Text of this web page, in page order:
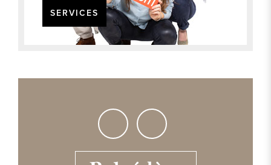
SERVICES